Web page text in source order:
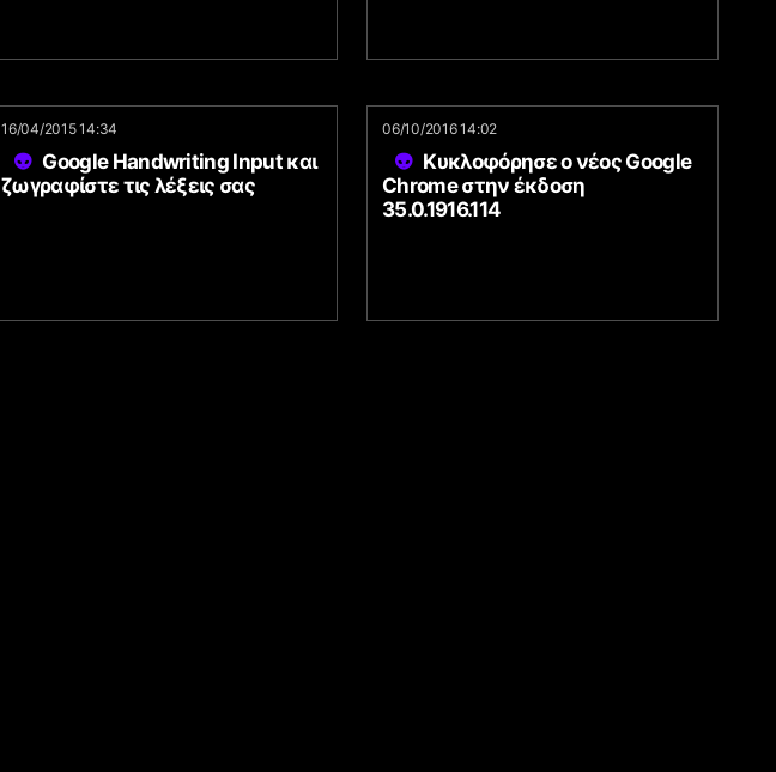
16/04/2015 14:34
Google Handwriting Input και
ζωγραφίστε τις λέξεις σας
06/10/2016 14:02
Κυκλοφόρησε ο νέος Google
Chrome στην έκδοση
35.0.1916.114